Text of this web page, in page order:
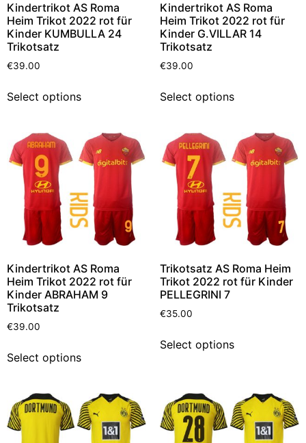
Kindertrikot AS Roma
Heim Trikot 2022 rot für
Kinder KUMBULLA 24
Trikotsatz
€39.00
Select options
Kindertrikot AS Roma
Heim Trikot 2022 rot für
Kinder G.VILLAR 14
Trikotsatz
€39.00
Select options
Kindertrikot AS Roma
Heim Trikot 2022 rot für
Kinder ABRAHAM 9
Trikotsatz
€39.00
Select options
Trikotsatz AS Roma Heim
Trikot 2022 rot für Kinder
PELLEGRINI 7
€35.00
Select options